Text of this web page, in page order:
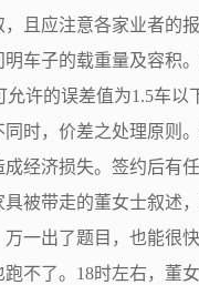
且应注意各家业者的
车子的载重量及容积
许的误差值为1.5车以
时，价差之处理原则
经济损失。签约后有
被带走的董女士叙述
一出了题目，也能很
不了。18时左右，董